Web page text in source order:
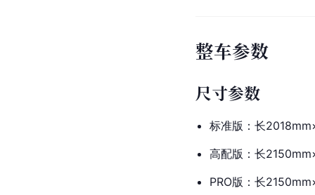
整车参数
尺寸参数
标准版：长
高配版：长
PRO版：长